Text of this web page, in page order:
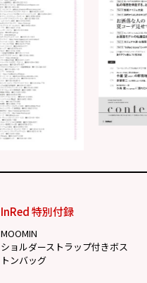
InRed 特別付録
MOOMIN
ショルダーストラップ付きボス
トンバッグ